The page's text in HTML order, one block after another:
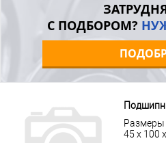
С ПОДБОРОМ?
Размеры
45 x 100